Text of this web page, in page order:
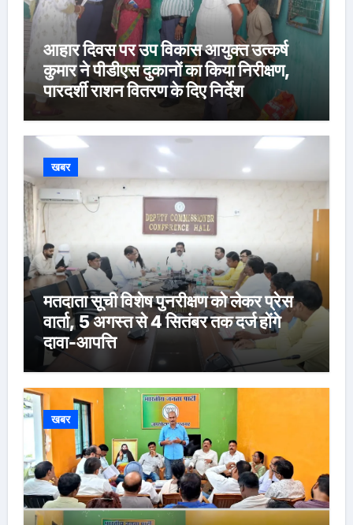
आहार दिवस पर उप विकास आयुक्त उत्कर्ष
कुमार ने पीडीएस दुकानों का किया निरीक्षण,
पारदर्शी राशन वितरण के दिए निर्देश
खबर
मतदाता सूची विशेष पुनरीक्षण को लेकर प्रेस
वार्ता, 5 अगस्त से 4 सितंबर तक दर्ज होंगे
दावा-आपत्ति
खबर